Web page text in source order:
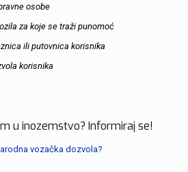
osobe
za koje se traži punomoć
ili putovnica korisnika
korisnika
u inozemstvo? Informiraj se!
vozačka dozvola?